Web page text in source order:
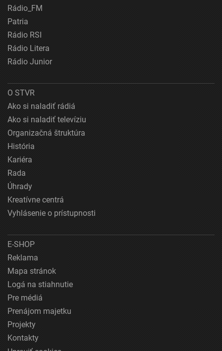
Rádio_FM
Patria
Rádio RSI
Rádio Litera
Rádio Junior
O STVR
Ako si naladiť rádiá
Ako si naladiť televíziu
Organizačná štruktúra
História
Kariéra
Rada
Úhrady
Kreatívne centrá
Vyhlásenie o prístupnosti
E-SHOP
Reklama
Mapa stránok
Logá na stiahnutie
Pre médiá
Prenájom majetku
Projekty
Kontakty